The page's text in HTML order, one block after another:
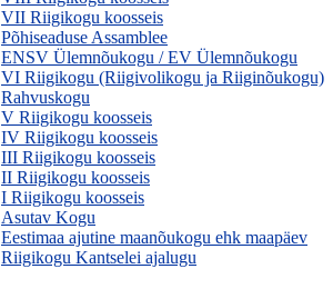
VII Riigikogu koosseis
Põhiseaduse Assamblee
ENSV Ülemnõukogu / EV Ülemnõukogu
VI Riigikogu (Riigivolikogu ja Riiginõukogu)
Rahvuskogu
V Riigikogu koosseis
IV Riigikogu koosseis
III Riigikogu koosseis
II Riigikogu koosseis
I Riigikogu koosseis
Asutav Kogu
Eestimaa ajutine maanõukogu ehk maapäev
Riigikogu Kantselei ajalugu